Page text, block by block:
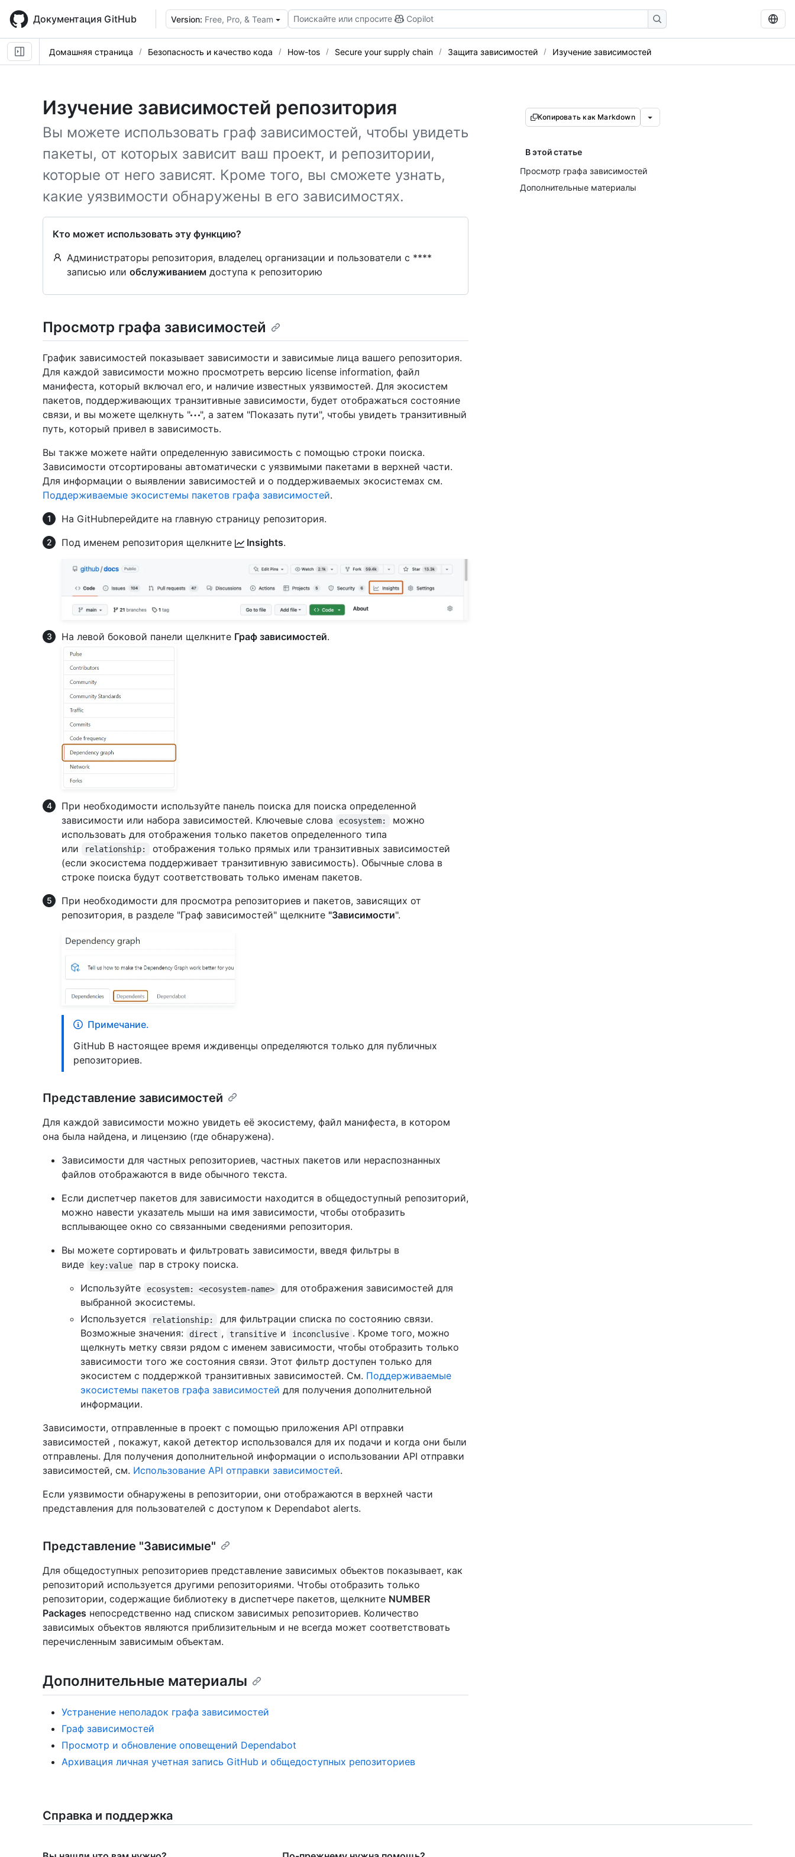
main
content
Документация GitHub Version: Free, Pro, & Team Поискайте или спросите Copilot
Домашняя страница Безопасность и качество кода How-tos Secure your supply chain Защита зависимостей Изучение зависимостей
Изучение зависимостей репозитория
Вы можете использовать граф зависимостей, чтобы увидеть
пакеты, от которых зависит ваш проект, и репозитории,
которые от него зависят. Кроме того, вы сможете узнать,
какие уязвимости обнаружены в его зависимостях.
Кто может использовать эту функцию?
Администраторы репозитория, владелец организации и пользователи с ****
записью или обслуживанием доступа к репозиторию
Копировать как Markdown
В этой статье
Просмотр графа зависимостей
Дополнительные материалы
Просмотр графа зависимостей
График зависимостей показывает зависимости и зависимые лица вашего репозитория.
Для каждой зависимости можно просмотреть версию license information, файл
манифеста, который включал его, и наличие известных уязвимостей. Для экосистем
пакетов, поддерживающих транзитивные зависимости, будет отображаться состояние
связи, и вы можете щелкнуть "
", а затем "Показать пути", чтобы увидеть транзитивный
путь, который привел в зависимость.
Вы также можете найти определенную зависимость с помощью строки поиска.
Зависимости отсортированы автоматически с уязвимыми пакетами в верхней части.
Для информации о выявлении зависимостей и о поддерживаемых экосистемах см.
Поддерживаемые экосистемы пакетов графа зависимостей.
На GitHubперейдите на главную страницу репозитория.
Под именем репозитория щелкните
Insights.
На левой боковой панели щелкните Граф зависимостей.
При необходимости используйте панель поиска для поиска определенной
зависимости или набора зависимостей. Ключевые слова
ecosystem:
можно
использовать для отображения только пакетов определенного типа
или
relationship:
отображения только прямых или транзитивных зависимостей
(если экосистема поддерживает транзитивную зависимость). Обычные слова в
строке поиска будут соответствовать только именам пакетов.
При необходимости для просмотра репозиториев и пакетов, зависящих от
репозитория, в разделе "Граф зависимостей" щелкните "Зависимости".
Примечание.
GitHub В настоящее время иждивенцы определяются только для публичных
репозиториев.
Представление зависимостей
Для каждой зависимости можно увидеть её экосистему, файл манифеста, в котором
она была найдена, и лицензию (где обнаружена).
Зависимости для частных репозиториев, частных пакетов или нераспознанных
файлов отображаются в виде обычного текста.
Если диспетчер пакетов для зависимости находится в общедоступный репозиторий,
можно навести указатель мыши на имя зависимости, чтобы отобразить
всплывающее окно со связанными сведениями репозитория.
Вы можете сортировать и фильтровать зависимости, введя фильтры в
виде
key:value
пар в строку поиска.
Используйте
ecosystem: <ecosystem-name>
для отображения зависимостей для
выбранной экосистемы.
Используется
relationship:
для фильтрации списка по состоянию связи.
Возможные значения:
direct , transitive и inconclusive . Кроме того, можно
щелкнуть метку связи рядом с именем зависимости, чтобы отобразить только
зависимости того же состояния связи. Этот фильтр доступен только для
экосистем с поддержкой транзитивных зависимостей. См. Поддерживаемые
экосистемы пакетов графа зависимостей для получения дополнительной
информации.
Зависимости, отправленные в проект с помощью приложения API отправки
зависимостей , покажут, какой детектор использовался для их подачи и когда они были
отправлены. Для получения дополнительной информации о использовании API отправки
зависимостей, см. Использование API отправки зависимостей.
Если уязвимости обнаружены в репозитории, они отображаются в верхней части
представления для пользователей с доступом к Dependabot alerts.
Представление "Зависимые"
Для общедоступных репозиториев представление зависимых объектов показывает, как
репозиторий используется другими репозиториями. Чтобы отобразить только
репозитории, содержащие библиотеку в диспетчере пакетов, щелкните NUMBER
Packages непосредственно над списком зависимых репозиториев. Количество
зависимых объектов являются приблизительным и не всегда может соответствовать
перечисленным зависимым объектам.
Дополнительные материалы
Устранение неполадок графа зависимостей
Граф зависимостей
Просмотр и обновление оповещений Dependabot
Архивация личная учетная запись GitHub и общедоступных репозиториев
Справка и поддержка